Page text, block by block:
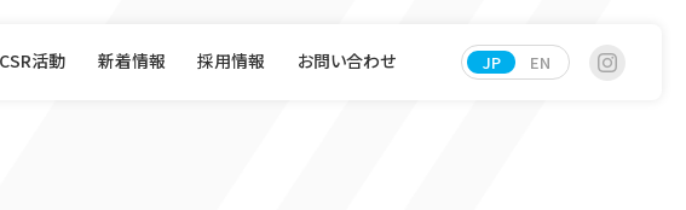
活動 新着情報 採用情報 お問い合わせ JP EN